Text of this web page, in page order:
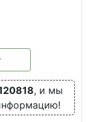
, и мы